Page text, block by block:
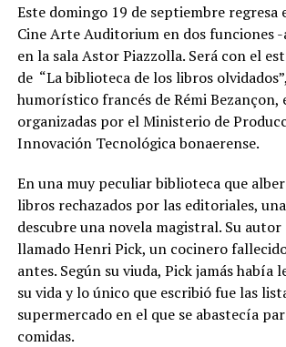
Este domingo 19 de septiembre
Cine Arte Auditorium en dos funciones -
en la sala Astor Piazzolla. Será con el
de “La biblioteca de los libros
humorístico francés de Rémi Bezançon,
organizadas por el Ministerio de
Innovación Tecnológica bonaerense.
En una muy peculiar biblioteca que
libros rechazados por las editoriales,
descubre una novela magistral. Su autor
llamado Henri Pick, un cocinero
antes. Según su viuda, Pick jamás había
su vida y lo único que escribió fue las
supermercado en el que se abastecía
comidas.